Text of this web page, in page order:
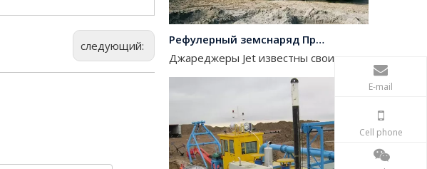
следующий:
Рефулерный земснаряд Производители
Джареджеры Jet известны своими экологически
E-mail
Cell phone